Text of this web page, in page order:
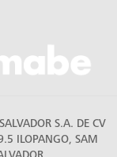
S.A. DE CV
ILOPANGO, SAM